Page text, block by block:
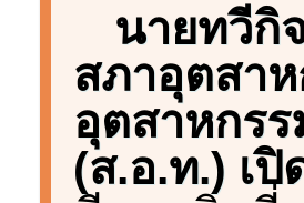
นายทวีกิ
สภาอุตสา
อุตสาหกรร
(ส.อ.ท.) เปิ